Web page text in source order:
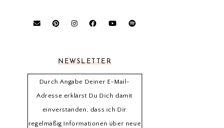
NEWSLETTER
Durch Angabe Deiner E-Mail-
Adresse erklärst Du Dich damit
einverstanden, dass ich Dir
regelmäßig Informationen über neue